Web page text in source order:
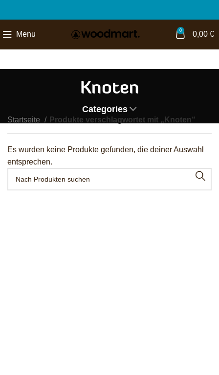
Menu 0 0,00 €
Knoten
Categories
Startseite Produkte verschlagwortet mit „Knoten“
Es wurden keine Produkte gefunden, die deiner Auswahl
entsprechen.